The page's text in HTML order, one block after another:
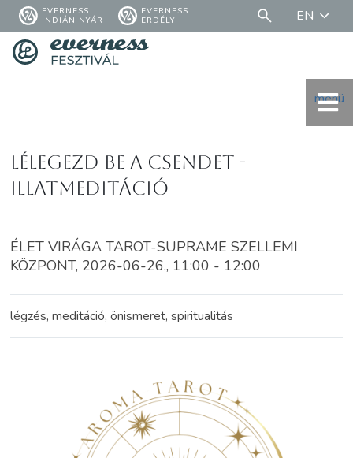
EVERNESS
INDIÁN NYÁR
EVERNESS
ERDÉLY
EN
menü
Lélegezd be a csendet -
Illatmeditáció
ÉLET VIRÁGA TAROT-SUPRAME SZELLEMI
KÖZPONT, 2026-06-26., 11:00 - 12:00
légzés, meditáció, önismeret, spiritualitás